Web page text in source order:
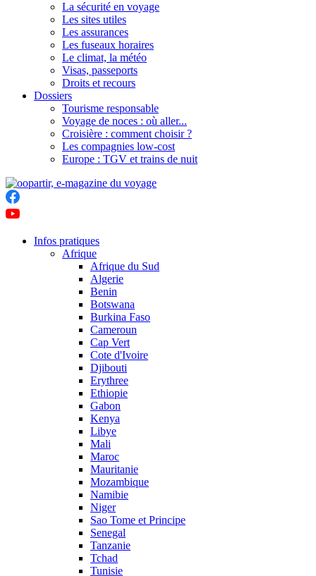
La sécurité en voyage
Les sites utiles
Les assurances
Les fuseaux horaires
Le climat, la météo
Visas, passeports
Droits et recours
Dossiers
Tourisme responsable
Voyage de noces : où aller...
Croisière : comment choisir ?
Les compagnies low-cost
Europe : TGV et trains de nuit
Infos pratiques
Afrique
Afrique du Sud
Algerie
Benin
Botswana
Burkina Faso
Cameroun
Cap Vert
Cote d'Ivoire
Djibouti
Erythree
Ethiopie
Gabon
Kenya
Libye
Mali
Maroc
Mauritanie
Mozambique
Namibie
Niger
Sao Tome et Principe
Senegal
Tanzanie
Tchad
Tunisie